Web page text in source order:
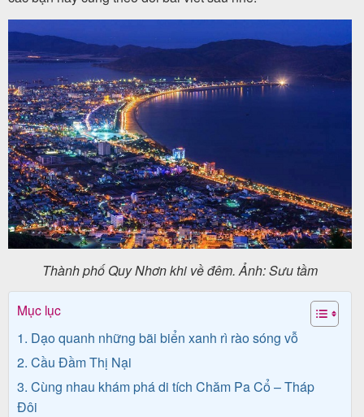
Lịch
Tin
du
lịch
Nhơn
Tourist
Cảm
Thành phố Quy Nhơn khi về đêm. Ảnh: Sưu tầm
Mục lục
1. Dạo quanh những bãi biển xanh rì rào sóng vỗ
2. Cầu Đầm Thị Nại
3. Cùng nhau khám phá di tích Chăm Pa Cổ – Tháp
Đôi